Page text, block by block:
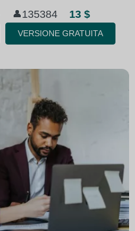
👤135384 13 $
VERSIONE GRATUITA